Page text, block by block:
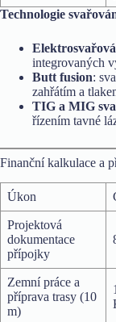
Technologie
integrovaných
Butt fusion:
zahřátím a
TIG a MIG
řízením tavné
Finanční kalkulace a
Úkon
Projektová
dokumentace
přípojky
Zemní práce a
příprava trasy (10
m)